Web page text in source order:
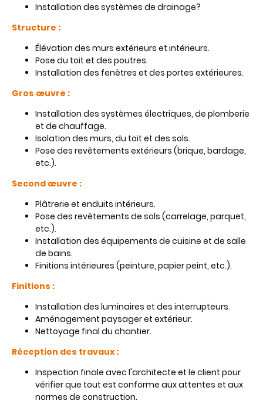
Installation des systèmes de drainage?
Structure :
Élévation des murs extérieurs et intérieurs.
Pose du toit et des poutres.
Installation des fenêtres et des portes extérieures.
Gros œuvre :
Installation des systèmes électriques, de plomberie
et de chauffage.
Isolation des murs, du toit et des sols.
Pose des revêtements extérieurs (brique, bardage,
etc.).
Second œuvre :
Plâtrerie et enduits intérieurs.
Pose des revêtements de sols (carrelage, parquet,
etc.).
Installation des équipements de cuisine et de salle
de bains.
Finitions intérieures (peinture, papier peint, etc.).
Finitions :
Installation des luminaires et des interrupteurs.
Aménagement paysager et extérieur.
Nettoyage final du chantier.
Réception des travaux :
Inspection finale avec l'architecte et le client pour
vérifier que tout est conforme aux attentes et aux
normes de construction.